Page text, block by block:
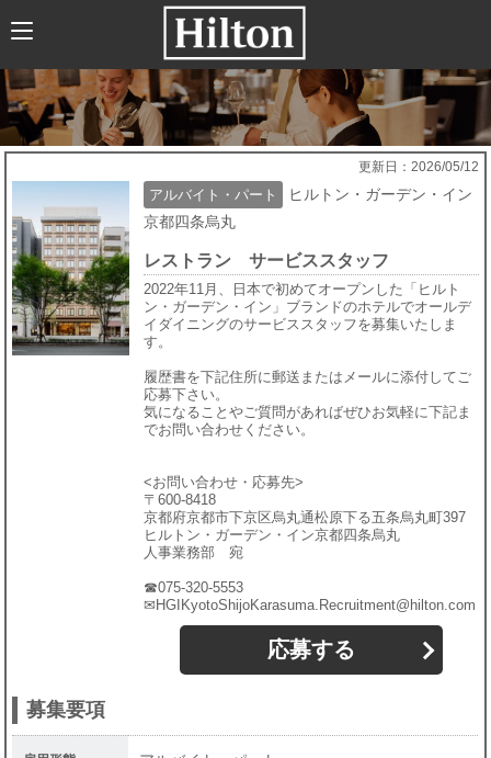
更新日：2026/05/12
アルバイト・パート
ヒルトン・ガーデン・イン
京都四条烏丸
レストラン サービススタッフ
2022年11月、日本で初めてオープンした「ヒルト
ン・ガーデン・イン」ブランドのホテルでオールデ
イダイニングのサービススタッフを募集いたしま
す。
履歴書を下記住所に郵送またはメールに添付してご
応募下さい。
気になることやご質問があればぜひお気軽に下記ま
でお問い合わせください。
<お問い合わせ・応募先>
〒600-8418
京都府京都市下京区烏丸通松原下る五条烏丸町397
ヒルトン・ガーデン・イン京都四条烏丸
人事業務部 宛
☎075-320-5553
✉HGIKyotoShijoKarasuma.Recruitment@hilton.com
応募する
募集要項
ABOUT US
HILTONについて
トレーニング
企業文化
（社会貢献、職場環境、福利厚生）
新卒採用
新卒採用について
【新卒】RJET幹部候補
RJETの一日